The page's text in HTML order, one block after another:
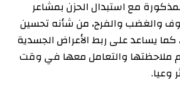
مع استبدال الحزن بمشاعر
والغضب والفرح، من شأنه تحسين
كما يساعد على ربط الأعراض الجسدية
ملاحظتها والتعامل معها في وقت
وعيا.